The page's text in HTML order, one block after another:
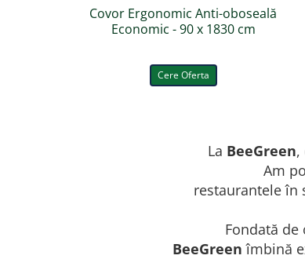
Covor Ergonomic Anti-oboseală
Economic - 90 x 1830 cm
Cere Oferta
La BeeGreen,
Am
restaurantele în
Fondată
BeeGreen îmbină